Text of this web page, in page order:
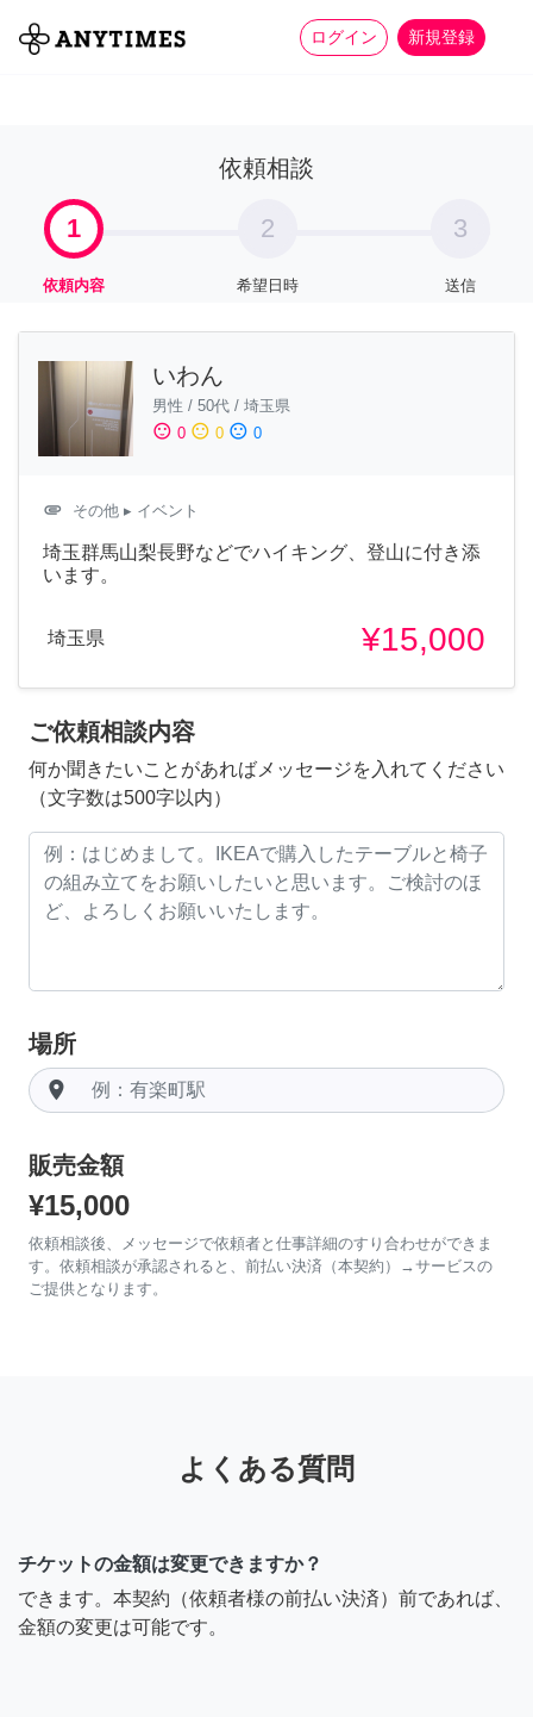
ログイン 新規登録
全て 家事 more_horiz
依頼相談
1
依頼内容
2
希望日時
3
送信
いわん
男性 / 50代 / 埼玉県
sentiment_satisfied 0 sentiment_neutral 0 sentiment_dissatisfied 0
attachment その他 ▸ イベント
埼玉群馬山梨長野などでハイキング、登山に付き添
います。
埼玉県 ¥15,000
ご依頼相談内容
何か聞きたいことがあればメッセージを入れてください
（文字数は500字以内）
場所
room
販売金額
¥15,000
依頼相談後、メッセージで依頼者と仕事詳細のすり合わせができま
す。依頼相談が承認されると、前払い決済（本契約）→サービスの
ご提供となります。
よくある質問
チケットの金額は変更できますか？
できます。本契約（依頼者様の前払い決済）前であれば、
金額の変更は可能です。